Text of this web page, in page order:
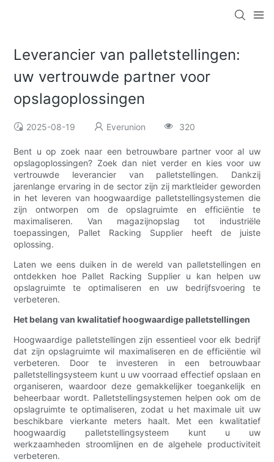
Leverancier van palletstellingen:
uw vertrouwde partner voor
opslagoplossingen
2025-08-19 Everunion 320
Bent u op zoek naar een betrouwbare partner voor al uw
opslagoplossingen? Zoek dan niet verder en kies voor uw
vertrouwde leverancier van palletstellingen. Dankzij
jarenlange ervaring in de sector zijn zij marktleider geworden
in het leveren van hoogwaardige palletstellingsystemen die
zijn ontworpen om de opslagruimte en efficiëntie te
maximaliseren. Van magazijnopslag tot industriële
toepassingen, Pallet Racking Supplier heeft de juiste
oplossing.
Laten we eens duiken in de wereld van palletstellingen en
ontdekken hoe Pallet Racking Supplier u kan helpen uw
opslagruimte te optimaliseren en uw bedrijfsvoering te
verbeteren.
Het belang van kwalitatief hoogwaardige palletstellingen
Hoogwaardige palletstellingen zijn essentieel voor elk bedrijf
dat zijn opslagruimte wil maximaliseren en de efficiëntie wil
verbeteren. Door te investeren in een betrouwbaar
palletstellingsysteem kunt u uw voorraad effectief opslaan en
organiseren, waardoor deze gemakkelijker toegankelijk en
beheerbaar wordt. Palletstellingsystemen helpen ook om de
opslagruimte te optimaliseren, zodat u het maximale uit uw
beschikbare vierkante meters haalt. Met een kwalitatief
hoogwaardig palletstellingsysteem kunt u uw
werkzaamheden stroomlijnen en de algehele productiviteit
verbeteren.